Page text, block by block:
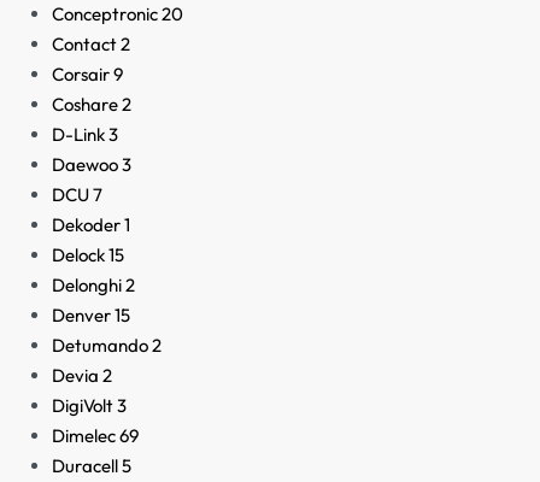
Conceptronic20
Contact2
Corsair9
Coshare2
D-Link3
Daewoo3
DCU7
Dekoder1
Delock15
Delonghi2
Denver15
Detumando2
Devia 2
DigiVolt3
Dimelec69
Duracell5